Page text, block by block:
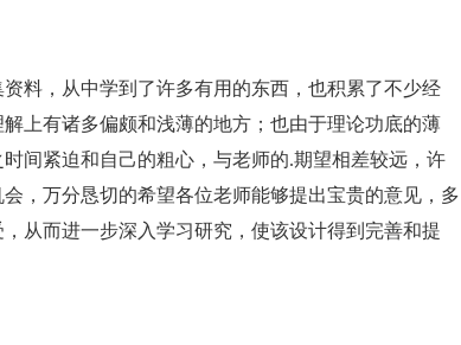
，从中学到了许多有用的东西，也积累了不少经
上有诸多偏颇和浅薄的地方；也由于理论功底的薄
间紧迫和自己的粗心，与老师的.期望相差较远，许
，万分恳切的希望各位老师能够提出宝贵的意见，多
从而进一步深入学习研究，使该设计得到完善和提